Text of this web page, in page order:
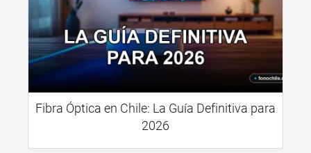
Fibra Óptica en Chile: La Guía Definitiva para
2026